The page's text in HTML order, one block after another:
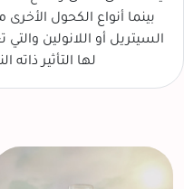
بينما أنواع الكحول
السيتريل أو اللانولين
لها التأثير ذاته